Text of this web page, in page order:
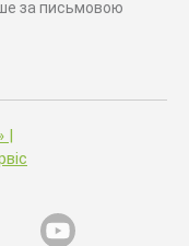
за письмовою